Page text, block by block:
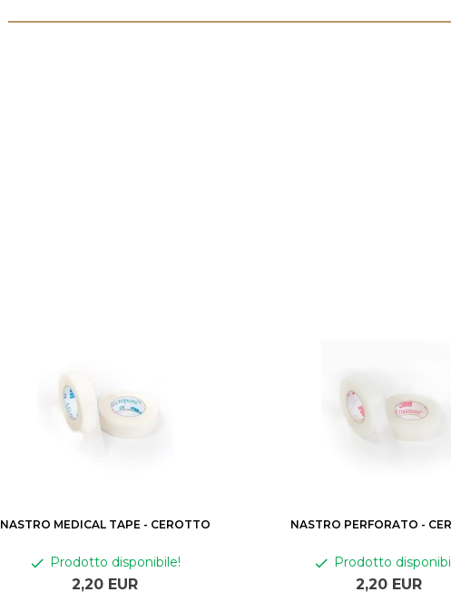
NASTRO MEDICAL TAPE - CEROTTO
Prodotto disponibile!
2,20 EUR
NASTRO PERFORATO -
Prodotto
2,20 EUR